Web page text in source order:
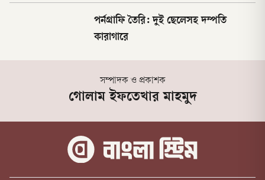
পর্নগ্রাফি তৈরি: দুই ছেলেসহ দম্পতি
কারাগারে
সম্পাদক ও প্রকাশক
গোলাম ইফতেখার মাহমুদ